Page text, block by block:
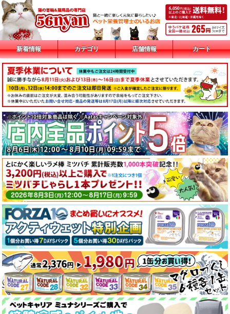
新着情報 カテゴリ 店舗情報 カート